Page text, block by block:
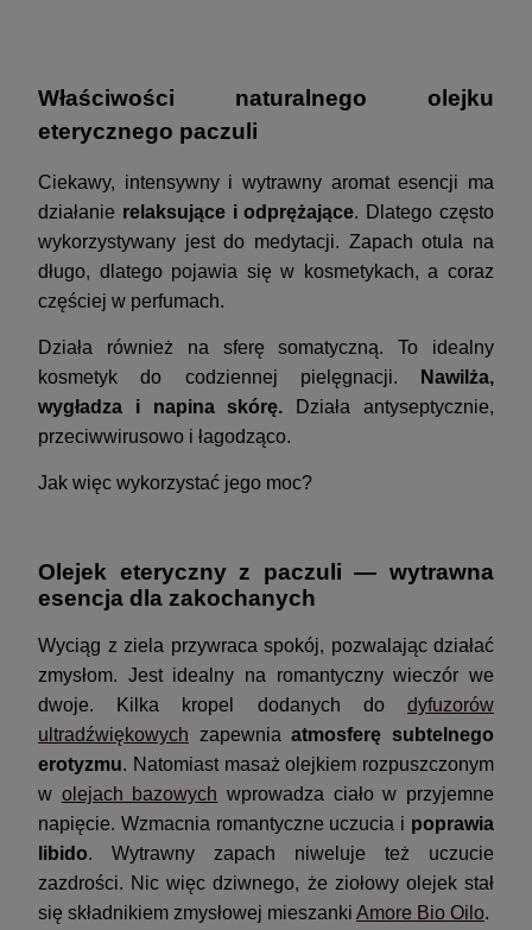
Właściwości naturalnego olejku
eterycznego paczuli
Ciekawy, intensywny i wytrawny aromat esencji ma
działanie relaksujące i odprężające. Dlatego często
wykorzystywany jest do medytacji. Zapach otula na
długo, dlatego pojawia się w kosmetykach, a coraz
częściej w perfumach.
Działa również na sferę somatyczną. To idealny
kosmetyk do codziennej pielęgnacji.
Nawilża,
wygładza i napina skórę. Działa antyseptycznie,
przeciwwirusowo i łagodząco.
Jak więc wykorzystać jego moc?
Olejek eteryczny z paczuli — wytrawna
esencja dla zakochanych
Wyciąg z ziela przywraca spokój, pozwalając działać
zmysłom. Jest idealny na romantyczny wieczór we
dwoje. Kilka kropel dodanych do dyfuzorów
ultradźwiękowych zapewniaatmosferę subtelnego
erotyzmu. Natomiast masaż olejkiem rozpuszczonym
w olejach bazowych wprowadza ciało w przyjemne
napięcie. Wzmacnia romantyczne uczucia i poprawia
libido. Wytrawny zapach niweluje też uczucie
zazdrości. Nic więc dziwnego, że ziołowy olejek stał
się składnikiem zmysłowej mieszanki Amore Bio Oilo.